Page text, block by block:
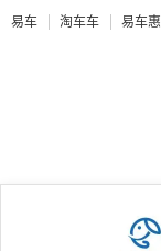
易车 淘车车 易车惠